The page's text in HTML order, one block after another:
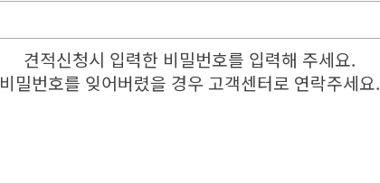
견적신청시 입력한 비밀번호를 입력해 주세요.
비밀번호를 잊어버렸을 경우 고객센터로 연락주세요.